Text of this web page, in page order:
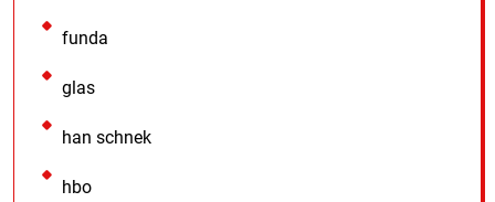
funda
glas
han schnek
hbo